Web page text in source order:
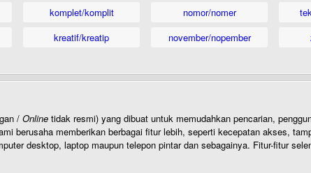
komplet/komplit
kreatif/kreatip
nomor/nomer
november/nopember
/ Online tidak resmi) yang dibuat untuk memudahkan pencarian,
berusaha memberikan berbagai fitur lebih, seperti kecepatan akses,
desktop, laptop maupun telepon pintar dan sebagainya. Fitur-fitur